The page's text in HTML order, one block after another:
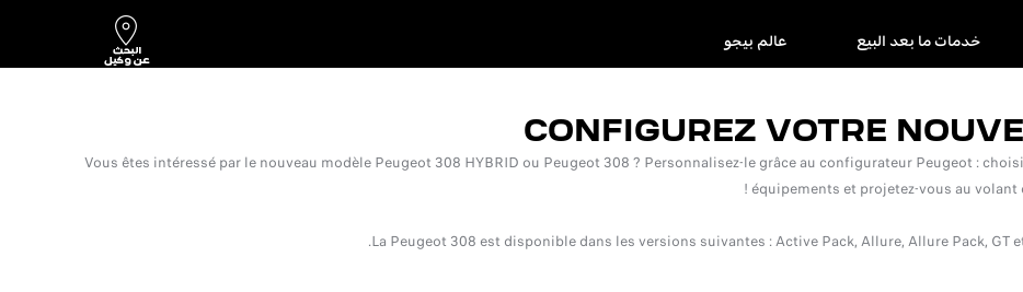
خدمات ما بعد البيع عالم بيجو
CONFIGUREZ VOTRE
Vous êtes intéressé par le nouveau modèle Peugeot 308 HYBRID ou Peugeot 308 ? Personnalisez-le grâce au configurateur Peugeot :
équipements et projetez-vous au
La Peugeot 308 est disponible dans les versions suivantes : Active Pack, Allure, Allure Pack,